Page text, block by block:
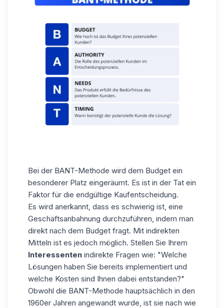
Bei der BANT-Methode wird dem Budget ein
besonderer Platz eingeräumt. Es ist in der Tat ein
Faktor für die endgültige Kaufentscheidung.
Es wird anerkannt, dass es schwierig ist, eine
Geschäftsanbahnung durchzuführen, indem man
direkt nach dem Budget fragt. Mit indirekten
Mitteln ist es jedoch möglich. Stellen Sie Ihrem
Interessenten indirekte Fragen wie: "Welche
Lösungen haben Sie bereits implementiert und
welche Kosten sind Ihnen dabei entstanden?"
Obwohl die BANT-Methode hauptsächlich in den
1960er Jahren angewandt wurde, ist sie nach wie